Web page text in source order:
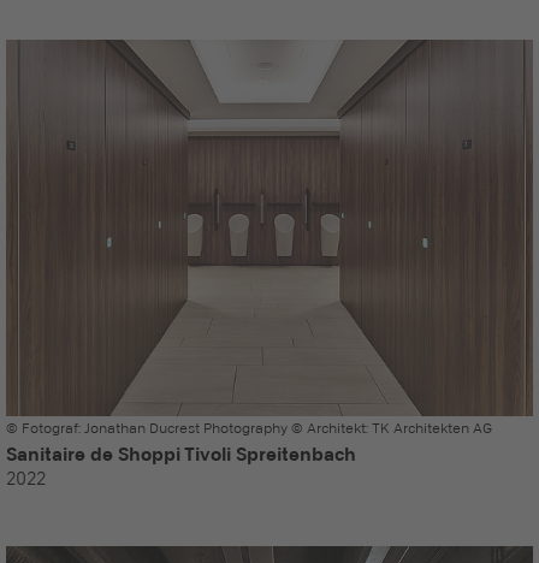
© Fotograf: Jonathan Ducrest Photography © Architekt: TK Architekten AG
Sanitaire de Shoppi Tivoli Spreitenbach
2022